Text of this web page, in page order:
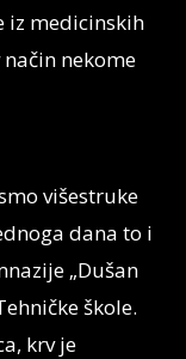
iz medicinskih
nekome
višestruke
dana to i
„Dušan
škole.
krv je